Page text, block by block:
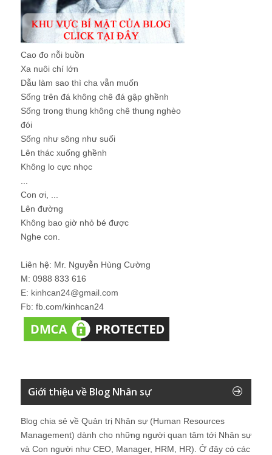
Cao đo nỗi buồn
Xa nuôi chí lớn
Dẫu làm sao thì cha vẫn muốn
Sống trên đá không chê đá gập ghềnh
Sống trong thung không chê thung nghèo
đói
Sống như sông như suối
Lên thác xuống ghềnh
Không lo cực nhọc
...
Con ơi, ...
Lên đường
Không bao giờ nhỏ bé được
Nghe con.
Liên hệ: Mr. Nguyễn Hùng Cường
M: 0988 833 616
E: kinhcan24@gmail.com
Fb: fb.com/kinhcan24
Giới thiệu về Blog Nhân sự
Blog chia sẻ về Quản trị Nhân sự (Human Resources
Management) dành cho những người quan tâm tới Nhân sự
và Con người như CEO, Manager, HRM, HR). Ở đây có các